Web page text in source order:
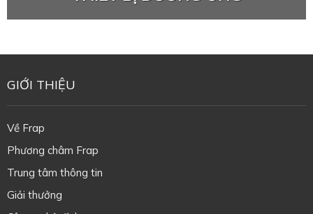
GIỚI THIỆU
Về Frap
Phương châm Frap
Trung tâm thông tin
Giải thưởng